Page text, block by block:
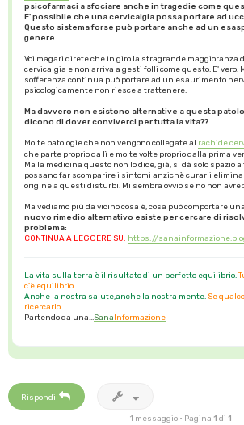
psicofarmaci a sfociare anche in tragedie come
E' possibile che una cervicalgia possa portare ad
Questo sistema forse può portare anche ad un
genere...
Voi magari direte che in giro la stragrande maggioranza
cervicalgia e non arriva a gesti folli come questo. E' vero.
sofferenza continua può portare ad un esaurimento
psicologicamente non riesce a trattenere.
Ma davvero non esistono alternative a questa
dicono di dover conviverci per tutta la vita??
Molte patologie che non vengono collegate al rachide
che parte proprio da lì e molte volte proprio dalla prima
Ma la medicina questo non lo dice, già, si dà solo spazio
possano far scomparire i sintomi anzichè curarli
origine a questi disturbi. Mi sembra ovvio se no non
Ma vediamo più da vicino cosa è, cosa può comportare
nuovo rimedio alternativo esiste per cercare di
problema:
CONTINUA A LEGGERE SU: https://
La vita sulla terra è il risultato di un perfetto equilibrio.
c'è equilibrio.
Anche la nostra salute,anche la nostra mente. Se
ricercarlo.
Partendo da una... SanaInformazione
Rispondi
1 messaggio • Pagina 1 di 1